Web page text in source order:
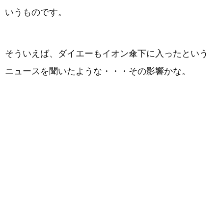
いうものです。
そういえば、ダイエーもイオン傘下に入ったという
ニュースを聞いたような・・・その影響かな。